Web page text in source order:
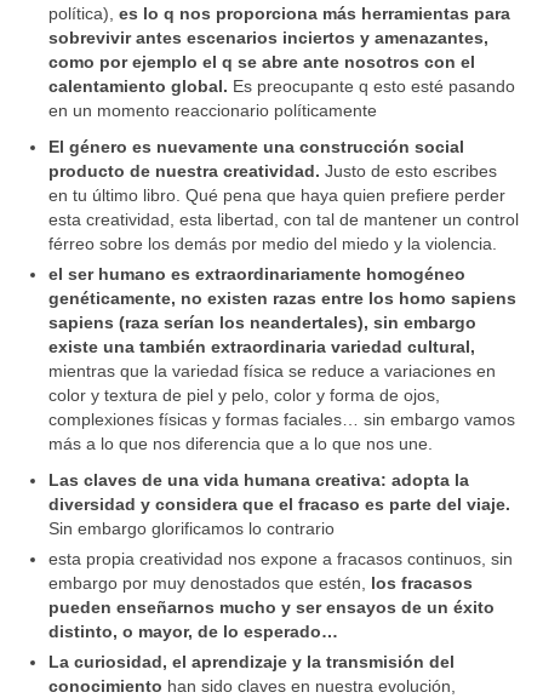
política), es lo q nos proporciona más herramientas para
sobrevivir antes escenarios inciertos y amenazantes,
como por ejemplo el q se abre ante nosotros con el
calentamiento global. Es preocupante q esto esté pasando
en un momento reaccionario políticamente
El género es nuevamente una construcción social
producto de nuestra creatividad. Justo de esto escribes
en tu último libro. Qué pena que haya quien prefiere perder
esta creatividad, esta libertad, con tal de mantener un control
férreo sobre los demás por medio del miedo y la violencia.
el ser humano es extraordinariamente homogéneo
genéticamente, no existen razas entre los homo sapiens
sapiens (raza serían los neandertales), sin embargo
existe una también extraordinaria variedad cultural,
mientras que la variedad física se reduce a variaciones en
color y textura de piel y pelo, color y forma de ojos,
complexiones físicas y formas faciales… sin embargo vamos
más a lo que nos diferencia que a lo que nos une.
Las claves de una vida humana creativa: adopta la
diversidad y considera que el fracaso es parte del viaje.
Sin embargo glorificamos lo contrario
esta propia creatividad nos expone a fracasos continuos, sin
embargo por muy denostados que estén, los fracasos
pueden enseñarnos mucho y ser ensayos de un éxito
distinto, o mayor, de lo esperado…
La curiosidad, el aprendizaje y la transmisión del
conocimiento han sido claves en nuestra evolución,